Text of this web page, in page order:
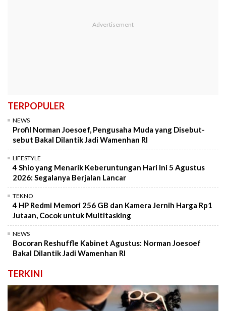
TERPOPULER
NEWS
Profil Norman Joesoef, Pengusaha Muda yang Disebut-
sebut Bakal Dilantik Jadi Wamenhan RI
LIFESTYLE
4 Shio yang Menarik Keberuntungan Hari Ini 5 Agustus
2026: Segalanya Berjalan Lancar
TEKNO
4 HP Redmi Memori 256 GB dan Kamera Jernih Harga Rp1
Jutaan, Cocok untuk Multitasking
NEWS
Bocoran Reshuffle Kabinet Agustus: Norman Joesoef
Bakal Dilantik Jadi Wamenhan RI
TERKINI